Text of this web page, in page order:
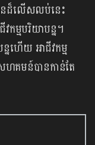
នដ៏លើសលប់នេះ
កម្មបរិយាបន្ន។
នហើយ​ អាជីវកម្ម
ហគមន៍បានកាន់តែ